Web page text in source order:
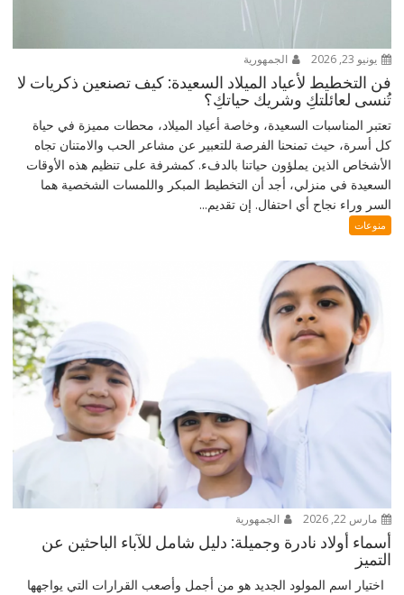
يونيو 23, 2026 الجمهورية
فن التخطيط لأعياد الميلاد السعيدة: كيف تصنعين ذكريات لا
تُنسى لعائلتكِ وشريك حياتكِ؟
تعتبر المناسبات السعيدة، وخاصة أعياد الميلاد، محطات مميزة في حياة
كل أسرة، حيث تمنحنا الفرصة للتعبير عن مشاعر الحب والامتنان تجاه
الأشخاص الذين يملؤون حياتنا بالدفء. كمشرفة على تنظيم هذه الأوقات
السعيدة في منزلي، أجد أن التخطيط المبكر واللمسات الشخصية هما
السر وراء نجاح أي احتفال. إن تقديم...
منوعات
مارس 22, 2026 الجمهورية
أسماء أولاد نادرة وجميلة: دليل شامل للآباء الباحثين عن
التميز
اختيار اسم المولود الجديد هو من أجمل وأصعب القرارات التي يواجهها